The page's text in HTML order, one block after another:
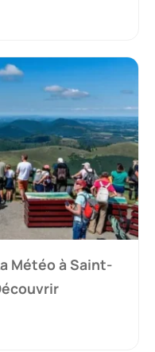
Météo à Saint-